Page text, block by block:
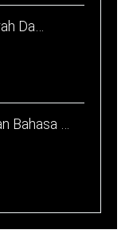
Da…
Bahasa …